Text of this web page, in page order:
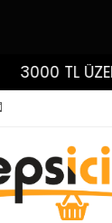
3000 TL ÜZERİ